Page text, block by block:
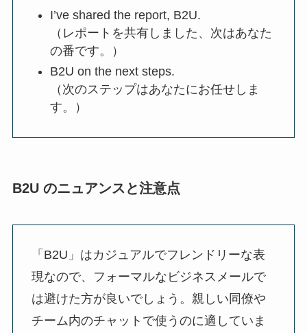
I’ve shared the report, B2U.
（レポートを共有しました、次はあなた
の番です。）
B2U on the next steps.
（次のステップはあなたにお任せしま
す。）
B2U のニュアンスと注意点
「B2U」はカジュアルでフレンドリーな表
現なので、フォーマルなビジネスメールで
は避けた方が良いでしょう。親しい同僚や
チーム内のチャットで使うのに適していま